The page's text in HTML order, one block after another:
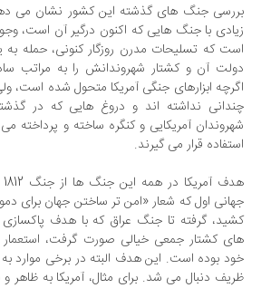
جنگ های گذشته این کشور نشان می دهد که
با جنگ هایی که اکنون درگیر آن است، وجود دارد.
که تسلیحات مدرن روزگار کنونی، حمله به یک
آن و کشتار شهروندانش را به مراتب ساده تر
ابزارهای جنگی آمریکا متحول شده است، ولی
نداشته اند و دروغ هایی که در گذشته
آمریکایی و کنگره ساخته و پرداخته می شد،
قرار می گیرند.
هدف آمریکا در همه
اول که شعار «امن تر ساختن جهان برای
گرفته تا جنگ عراق که با هدف پاکسازی این
کشتار جمعی خیالی صورت گرفت، استعمار و
بوده است. این هدف البته در برخی موارد به
دنبال می شد. برای مثال، آمریکا به ظاهر و با